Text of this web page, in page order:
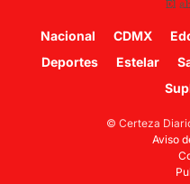
Nacional CDMX
Deportes
Estelar
© Certeza
Aviso